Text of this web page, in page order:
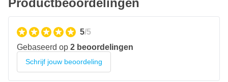
Productbeoordelingen
5/5
Gebaseerd op 2 beoordelingen
Schrijf jouw beoordeling